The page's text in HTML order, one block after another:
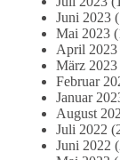
Juni 2023
Mai 2023
April 2023
März 2023
Februar
Januar
August
Juli 2022
Juni 2022